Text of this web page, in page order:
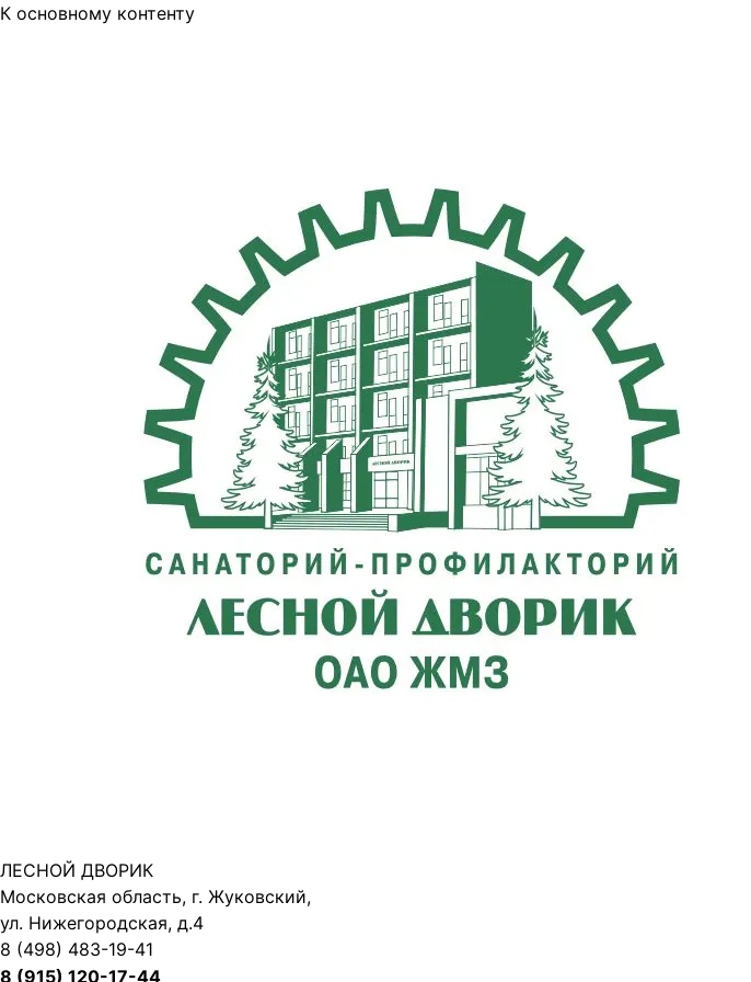
К основному контенту
ЛЕСНОЙ ДВОРИК
Московская область, г. Жуковский,
ул. Нижегородская, д.4
8 (498) 483-19-41
8 (915) 120-17-44